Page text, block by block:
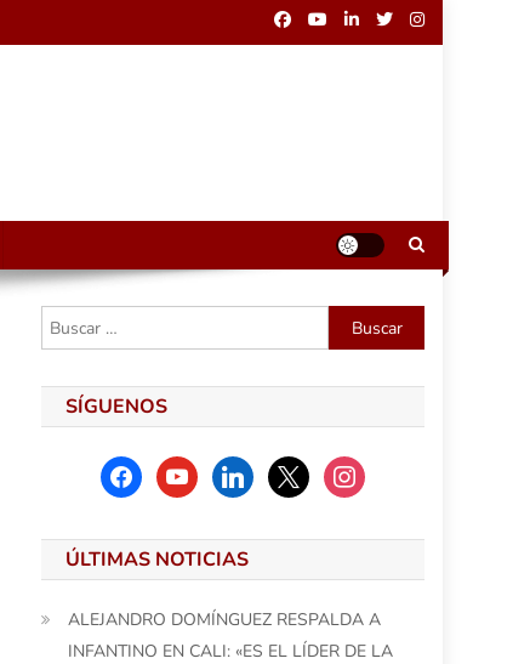
Buscar:
SÍGUENOS
facebookyoutubelinkedinx instagram
ÚLTIMAS NOTICIAS
ALEJANDRO DOMÍNGUEZ RESPALDA A
INFANTINO EN CALI: «ES EL LÍDER DE LA